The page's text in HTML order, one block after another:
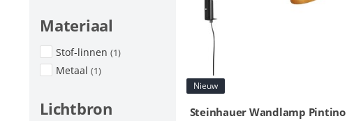
Materiaal
Stof-linnen (1)
Metaal (1)
Lichtbron
Nieuw
Steinhauer Wandlamp Pintino